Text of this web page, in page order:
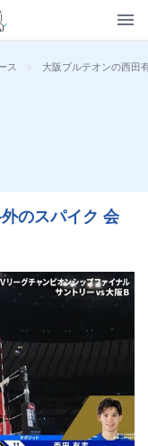
ス > 大阪ブルテオンの西田
のスパイク 会